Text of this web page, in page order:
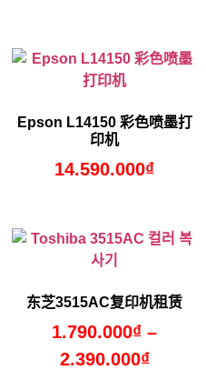
Epson L14150 彩色喷墨打
印机
14.590.000₫
东芝3515AC复印机租赁
1.790.000₫ –
2.390.000₫